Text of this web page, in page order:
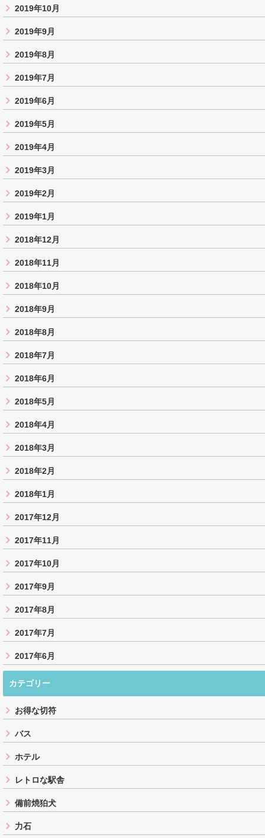
2019年10月
2019年9月
2019年8月
2019年7月
2019年6月
2019年5月
2019年4月
2019年3月
2019年2月
2019年1月
2018年12月
2018年11月
2018年10月
2018年9月
2018年8月
2018年7月
2018年6月
2018年5月
2018年4月
2018年3月
2018年2月
2018年1月
2017年12月
2017年11月
2017年10月
2017年9月
2017年8月
2017年7月
2017年6月
カテゴリー
お得な切符
バス
ホテル
レトロな駅舎
備前焼狛犬
力石